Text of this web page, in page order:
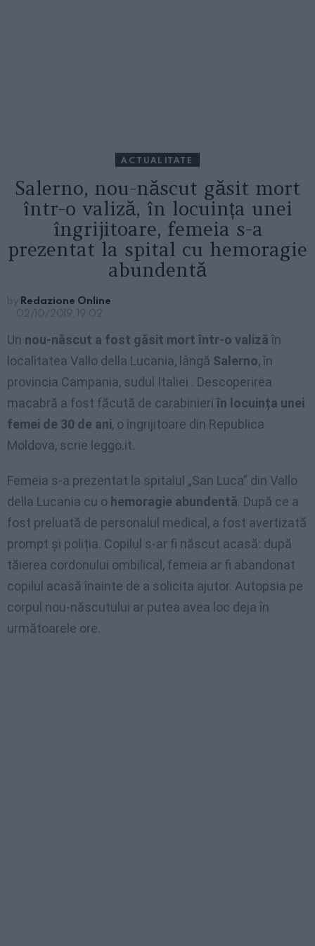
ACTUALITATE
Salerno, nou-născut găsit mort
într-o valiză, în locuința unei
îngrijitoare, femeia s-a
prezentat la spital cu hemoragie
abundentă
by Redazione Online
02/10/2019, 19:02
Un nou-născut a fost găsit mort într-o valiză în
localitatea Vallo della Lucania, lângă Salerno, în
provincia Campania, sudul Italiei . Descoperirea
macabră a fost făcută de carabinieri în locuința unei
femei de 30 de ani, o îngrijitoare din Republica
Moldova, scrie leggo.it.
Femeia s-a prezentat la spitalul „San Luca” din Vallo
della Lucania cu o hemoragie abundentă. După ce a
fost preluată de personalul medical, a fost avertizată
prompt și poliția. Copilul s-ar fi născut acasă: după
tăierea cordonului ombilical, femeia ar fi abandonat
copilul acasă înainte de a solicita ajutor. Autopsia pe
corpul nou-născutului ar putea avea loc deja în
următoarele ore.